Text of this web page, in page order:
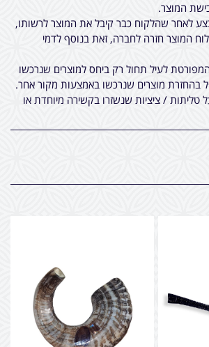
לאחר שהלקוח כבר קיבל את המוצר לרשותו,
המוצר חזרה לחברה, זאת בנוסף לדמי
לעיל תחול רק ביחס למוצרים שנרכשו
מוצרים שנרכשו באמצעות מקור אחר.
טליתות / ציציות שנשזרו בקשירה מיוחדת או